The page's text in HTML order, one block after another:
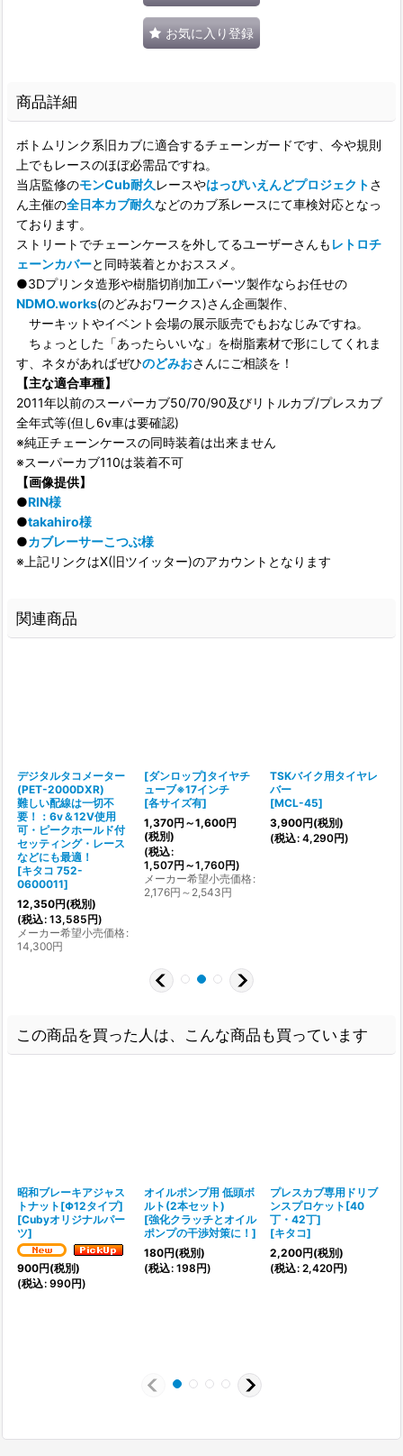
お気に入り登録
商品詳細
ボトムリンク系旧カブに適合するチェーンガードです、今や規則
上でもレースのほぼ必需品ですね。
当店監修のモンCub耐久 レースやはっぴいえんどプロジェクトさ
ん主催の全日本カブ耐久などのカブ系レースにて車検対応となっ
ております。
ストリートでチェーンケースを外してるユーザーさんも レトロチ
ェーンカバーと同時装着とかおススメ。
●3Dプリンタ造形や樹脂切削加工パーツ製作ならお任せの
NDMO.works(のどみおワークス)さん企画製作、
サーキットやイベント会場の展示販売でもおなじみですね。
ちょっとした「あったらいいな」を樹脂素材で形にしてくれま
す、ネタがあればぜひのどみおさんにご相談を！
【主な適合車種】
2011年以前のスーパーカブ50/70/90及びリトルカブ/プレスカブ
全年式等(但し6v車は要確認)
※純正チェーンケースの同時装着は出来ません
※スーパーカブ110は装着不可
【画像提供】
●RIN様
●takahiro様
●カブレーサーこつぶ様
※上記リンクはX(旧ツイッター)のアカウントとなります
関連商品
デジタルタコメーター
(PET-2000DXR)
難しい配線は一切不
要！：6v＆12V使用
可・ピークホールド付
セッティング・レース
などにも最適！
[キタコ 752-
0600011]
12,350円(税別)
(税込: 13,585円)
メーカー希望小売価格:
14,300円
[ダンロップ]タイヤチ
ューブ※17インチ
[各サイズ有]
1,370円 ～1,600円
(税別)
(税込:
1,507円 ～1,760円)
メーカー希望小売価格:
2,176円 ～2,543円
TSKバイク用タイヤレ
バー
[MCL-45]
3,900円(税別)
(税込: 4,290円)
この商品を買った人は、こんな商品も買っています
昭和ブレーキアジャス
トナット[Φ12タイプ]
[Cubyオリジナルパー
ツ]
900円(税別)
(税込: 990円)
オイルポンプ用 低頭ボ
ルト(2本セット)
[強化クラッチとオイル
ポンプの干渉対策に！ ]
180円(税別)
(税込: 198円)
プレスカブ専用ドリブ
ンスプロケット[40
丁・42丁]
[キタコ]
2,200円(税別)
(税込: 2,420円)